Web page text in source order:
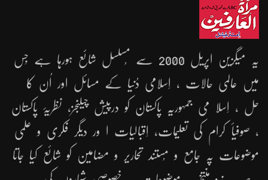
یہ میگزین اپریل 2000 سے مُسلسل شائع ہورہا ہے جِس
میں عالمی حالات ، اِسلامی دُنیا کے مسائل اور اُن کا
حل ، اِسلا می جمہوریّہ پاکستان کو درپیش چیلنجز، نظریۂ پاکستان
، صوفیأ کرام کی تعلیمات، اِقبالیات ا ور دیگر فکری و علمی
موضوعات پہ جامع و مُستند تحاریر و مضامین کو شائع کیا جاتا